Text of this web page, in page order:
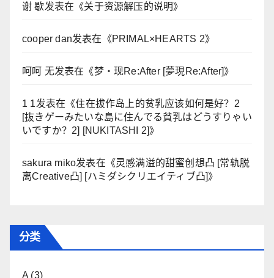
谢 歇发表在《关于资源解压的说明》
cooper dan发表在《PRIMAL×HEARTS 2》
呵呵 无发表在《梦・现Re:After [夢現Re:After]》
1 1发表在《住在拔作岛上的贫乳应该如何是好？2
[抜きゲーみたいな島に住んでる貧乳はどうすりゃい
いですか？2] [NUKITASHI 2]》
sakura miko发表在《灵感满溢的甜蜜创想凸 [常轨脱
离Creative凸] [ハミダシクリエイティブ凸]》
分类
A (3)